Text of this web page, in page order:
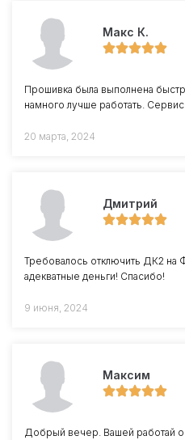
Макс К.
Прошивка была выполнена
намного лучше работать.
20 марта, 2024
Дмитрий
Требовалось отключить ДК2 на
адекватные деньги! Спасибо!
9 июня, 2024
Максим
Добрый вечер. Вашей работай